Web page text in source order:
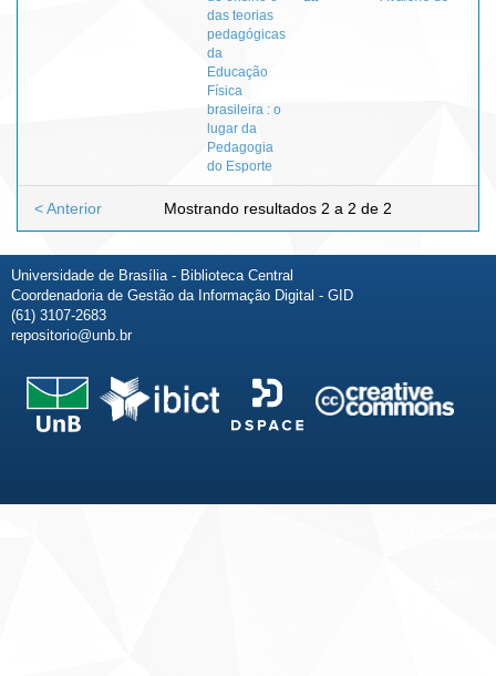
das teorias
pedagógicas
da
Educação
Física
brasileira : o
lugar da
Pedagogia
do Esporte
Mostrando resultados 2 a 2 de 2
< Anterior
Universidade de Brasília - Biblioteca Central
Coordenadoria de Gestão da Informação Digital - GID
(61) 3107-2683
repositorio@unb.br